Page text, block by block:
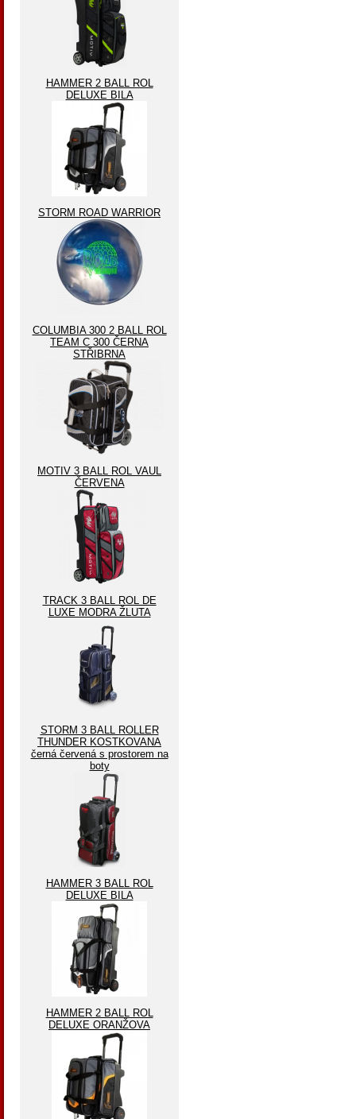
HAMMER 2 BALL ROL
DELUXE BILA
STORM ROAD WARRIOR
COLUMBIA 300 2 BALL ROL
TEAM C 300 ČERNA
STŘIBRNA
MOTIV 3 BALL ROL VAUL
ČERVENA
TRACK 3 BALL ROL DE
LUXE MODRA ŽLUTA
STORM 3 BALL ROLLER
THUNDER KOSTKOVANA
černá červená s prostorem na
boty
HAMMER 3 BALL ROL
DELUXE BILA
HAMMER 2 BALL ROL
DELUXE ORANŽOVA